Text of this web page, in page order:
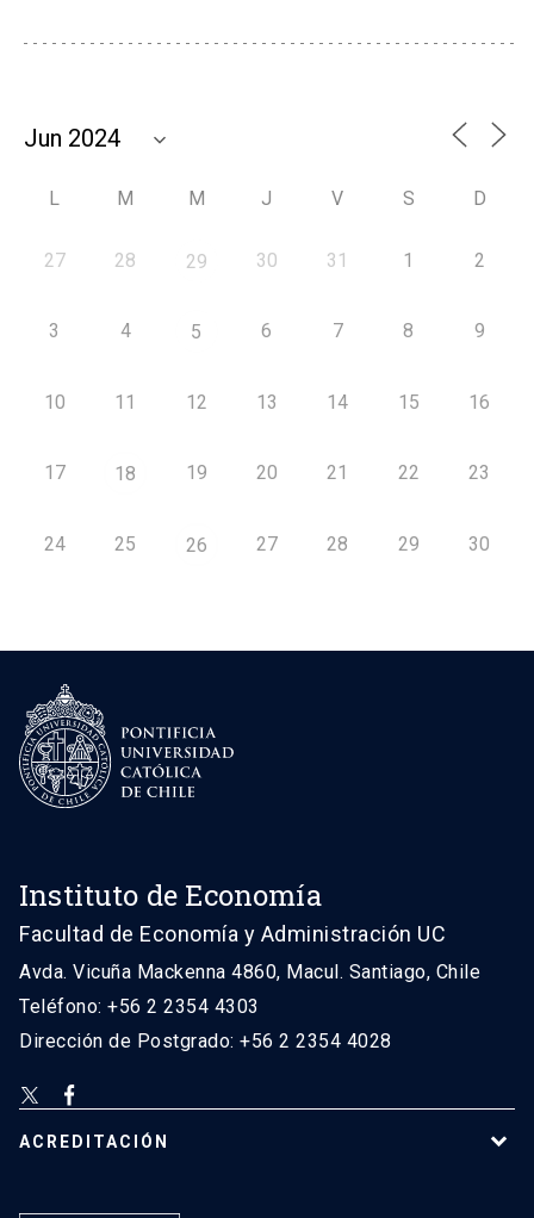
L M M J V S D
27 28 29 30 31 1 2
3 4 5 6 7 8 9
10 11 12 13 14 15 16
17 18 19 20 21 22 23
24 25 26 27 28 29 30
Instituto de Economía
Facultad de Economía y Administración UC
Avda. Vicuña Mackenna 4860, Macul. Santiago, Chile
Teléfono: +56 2 2354 4303
Dirección de Postgrado: +56 2 2354 4028
ACREDITACIÓN